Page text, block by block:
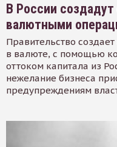
В России
валютными
Правительство
в валюте, с помощью
оттоком капитала из
нежелание бизнеса
предупреждениям